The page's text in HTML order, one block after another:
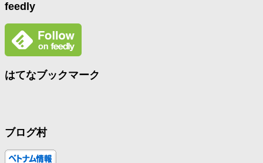
feedly
はてなブックマーク
ブログ村